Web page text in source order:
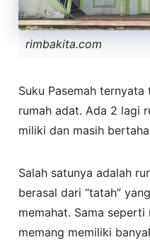
rimbakita.com
Suku Pasemah
rumah adat. Ada 2 lagi
miliki dan masih
Salah satunya adalah
berasal dari “tatah”
memahat. Sama seperti
memang memiliki